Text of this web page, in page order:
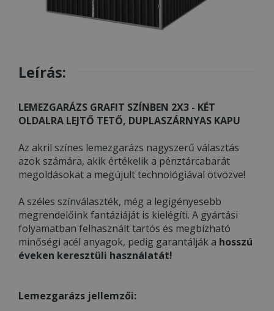
Leírás:
LEMEZGARÁZS GRAFIT SZÍNBEN 2X3 - KÉT
OLDALRA LEJTŐ TETŐ, DUPLASZÁRNYAS KAPU
Az akril színes lemezgarázs nagyszerű választás
azok számára, akik értékelik a pénztárcabarát
megoldásokat a megújult technológiával ötvözve!
A széles színválaszték, még a legigényesebb
megrendelőink fantáziáját is kielégíti. A gyártási
folyamatban felhasznált tartós és megbízható
minőségi acél anyagok, pedig garantálják a hosszú
éveken keresztüli használatát!
Lemezgarázs jellemzői: